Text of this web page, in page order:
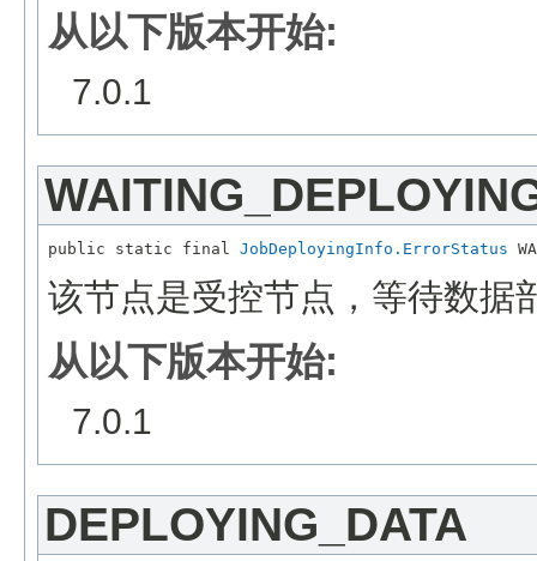
从以下版本开始:
7.0.1
public static final JobDeployingInfo.ErrorStatus
该节点是受控节点，等待数据
从以下版本开始:
7.0.1
DEPLOYING_DATA